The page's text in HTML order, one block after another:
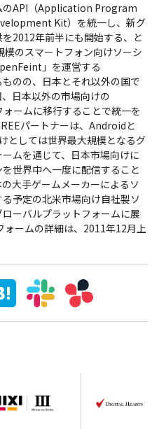
のAPI（Application Program
Kit）を統一し、新グ
2012年前半にも開始する、と
模のスマートフォン向けソーシ
」を運営する
のの、日本とそれ以外の国で
日本以外の市場向けの
ームに移行することで統一を
パートナーは、Androidと
としては世界最大規模となるグ
ムを通じて、日本市場向けに
世界中へ一度に配信すること
大手ゲームメーカーによるソ
予定の北米市場向け自社製ソ
ーバルプラットフォームに展
ォームの詳細は、2011年12月上